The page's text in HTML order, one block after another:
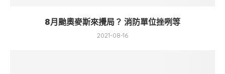
8月颱奧麥斯來攪局？ 消防單位挫咧等
2021-08-16